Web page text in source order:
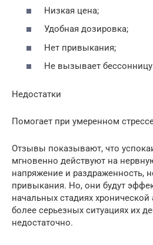
Низкая цена;
Удобная дозировка;
Нет привыкания;
Не вызывает
Недостатки
Помогает при умеренном
Отзывы показывают, что
мгновенно действуют на
напряжение и раздраженность,
привыкания. Но, они будут
начальных стадиях хронической
более серьезных ситуациях их
недостаточно.